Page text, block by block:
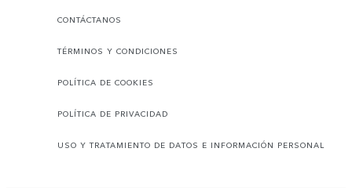
CONTÁCTANOS
TÉRMINOS Y CONDICIONES
POLÍTICA DE COOKIES
POLÍTICA DE PRIVACIDAD
USO Y TRATAMIENTO DE DATOS E INFORMACIÓN PERSONAL